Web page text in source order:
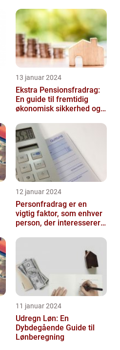
13 januar 2024
Ekstra Pensionsfradrag:
En guide til fremtidig
økonomisk sikkerhed og
12 januar 2024
Personfradrag er en
vigtig faktor, som enhver
person, der interesserer
personlig ...
11 januar 2024
Udregn Løn: En
Dybdegående Guide til
Lønberegning